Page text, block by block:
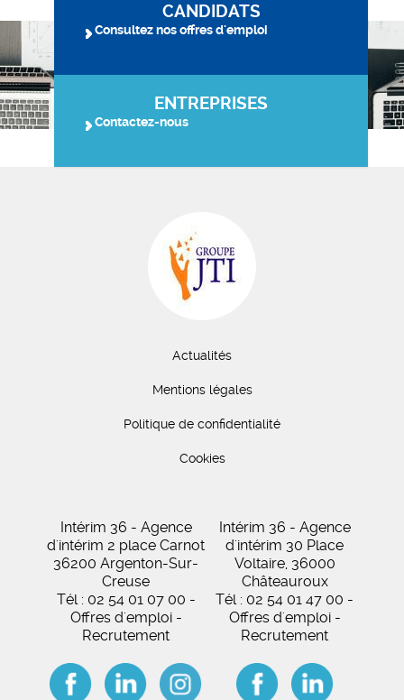
CANDIDATS
Consultez nos offres d'emploi
ENTREPRISES
Contactez-nous
Actualités
Mentions légales
Politique de confidentialité
Cookies
Intérim 36 - Agence
d'intérim 2 place Carnot
36200 Argenton-Sur-
Creuse
Tél : 02 54 01 07 00 -
Offres d'emploi -
Recrutement
Intérim 36 - Agence
d'intérim 30 Place
Voltaire, 36000
Châteauroux
Tél : 02 54 01 47 00 -
Offres d'emploi -
Recrutement